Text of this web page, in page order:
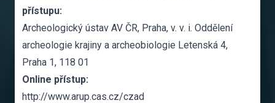
přístupu:
Archeologický ústav AV ČR, Praha, v. v. i. Oddělení
archeologie krajiny a archeobiologie Letenská 4,
Praha 1, 118 01
Online přístup:
http://www.arup.cas.cz/czad